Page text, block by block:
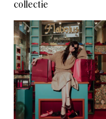
collectie